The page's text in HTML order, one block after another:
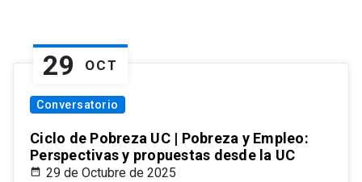
29 OCT
Conversatorio
Ciclo de Pobreza UC | Pobreza y Empleo:
Perspectivas y propuestas desde la UC
29 de Octubre de 2025